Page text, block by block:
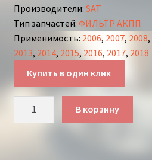
Производители: SAT
Тип запчастей: ФИЛЬТР АКПП
Применимость: 2006, 2007, 2008,
2013, 2014, 2015, 2016, 2017, 2018
Купить в один клик
В корзину